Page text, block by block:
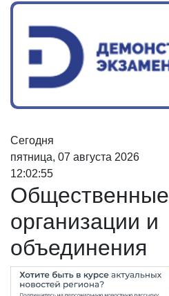
Сегодня
пятница, 07 августа 2026
12:02:56
Общественные
организации и
объединения